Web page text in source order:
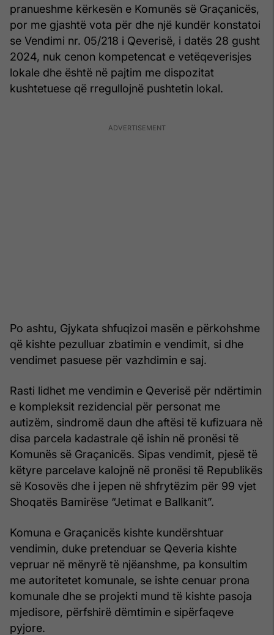
pranueshme kërkesën e Komunës së Graçanicës,
por me gjashtë vota për dhe një kundër konstatoi
se Vendimi nr. 05/218 i Qeverisë, i datës 28 gusht
2024, nuk cenon kompetencat e vetëqeverisjes
lokale dhe është në pajtim me dispozitat
kushtetuese që rregullojnë pushtetin lokal.
Po ashtu, Gjykata shfuqizoi masën e përkohshme
që kishte pezulluar zbatimin e vendimit, si dhe
vendimet pasuese për vazhdimin e saj.
Rasti lidhet me vendimin e Qeverisë për ndërtimin
e kompleksit rezidencial për personat me
autizëm, sindromë daun dhe aftësi të kufizuara në
disa parcela kadastrale që ishin në pronësi të
Komunës së Graçanicës. Sipas vendimit, pjesë të
këtyre parcelave kalojnë në pronësi të Republikës
së Kosovës dhe i jepen në shfrytëzim për 99 vjet
Shoqatës Bamirëse “Jetimat e Ballkanit”.
Komuna e Graçanicës kishte kundërshtuar
vendimin, duke pretenduar se Qeveria kishte
vepruar në mënyrë të njëanshme, pa konsultim
me autoritetet komunale, se ishte cenuar prona
komunale dhe se projekti mund të kishte pasoja
mjedisore, përfshirë dëmtimin e sipërfaqeve
pyjore.